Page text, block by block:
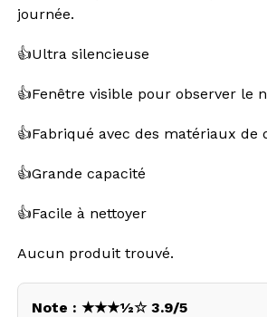
journée.
👍Ultra silencieuse
👍Fenêtre visible pour observer le
👍Fabriqué avec des matériaux de
👍Grande capacité
👍Facile à nettoyer
Aucun produit trouvé.
Note : ★★★½☆ 3.9/5